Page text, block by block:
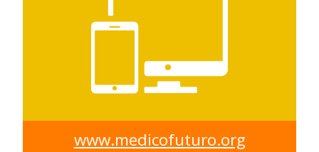
www.medicofuturo.org